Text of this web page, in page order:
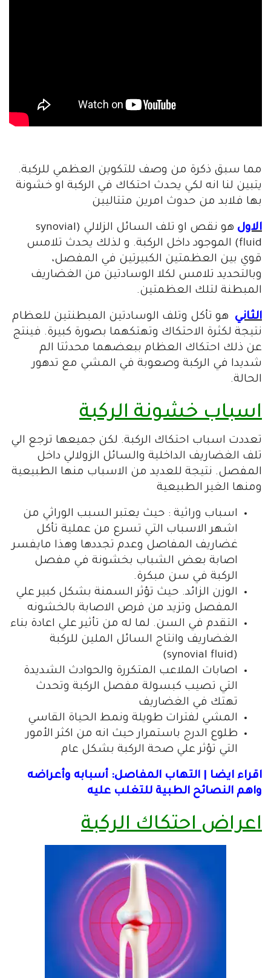
مما سبق ذكرة من وصف للتكوين العظمي للركبة.
يتبين لنا انه لكي يحدث احتكاك في الركبة او خشونة
بها فلابد من حدوث امرين متتاليين
الاول
هو نقص او تلف السائل الزلالي (synovial
fluid) الموجود داخل الركبة. و لذلك يحدث تلامس
قوي بين العظمتين الكبيرتين في المفصل،
وبالتحديد تلامس لكلا الوسادتين من الغضاريف
المبطنة لتلك العظمتين.
الثاني هو تأكل وتلف الوسادتين المبطنتين للعظام
نتيجة لكثرة الاحتكاك وتهتكهما بصورة كبيرة. فينتج
عن ذلك احتكاك العظام ببعضهما محدثتا الم
شديدا في الركبة وصعوبة في المشي مع تدهور
الحالة.
اسباب خشونة الركبة
تعددت اسباب احتكاك الركبة. لكن جميعها ترجع الي
تلف الغضاريف الداخلية والسائل الزولالي داخل
المفصل. نتيجة للعديد من الاسباب منها الطبيعية
ومنها الغير الطبيعية
اسباب وراثية : حيث يعتبر السبب الوراثي من
اشهر الاسباب التي تسرع من عملية تأكل
غضاريف المفاصل وعدم تجددها وهذا مايفسر
اصابة بعض الشباب بخشونة في مفصل
الركبة في سن مبكرة.
الوزن الزائد. حيث تؤثر السمنة بشكل كبير علي
المفصل وتزيد من فرص الاصابة بالخشونه
التقدم في السن. لما له من تأثير علي اعادة بناء
الغضاريف وانتاج السائل الملين للركبة
(synovial fluid)
اصابات الملاعب المتكررة والحوادث الشديدة
التي تصيب كبسولة مفصل الركبة وتحدث
تهتك في الغضاريف
المشي لفترات طويلة ونمط الحياة القاسي
طلوع الدرج باستمرار حيث انه من اكثر الأمور
التي تؤثر علي صحة الركبة بشكل عام
اقراء ايضا | التهاب المفاصل: أسبابه وأعراضه
واهم النصائح الطبية للتغلب عليه
اعراض احتكاك الركبة